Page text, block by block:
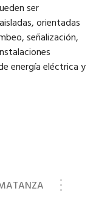
ser
orientadas
señalización,
energía eléctrica y